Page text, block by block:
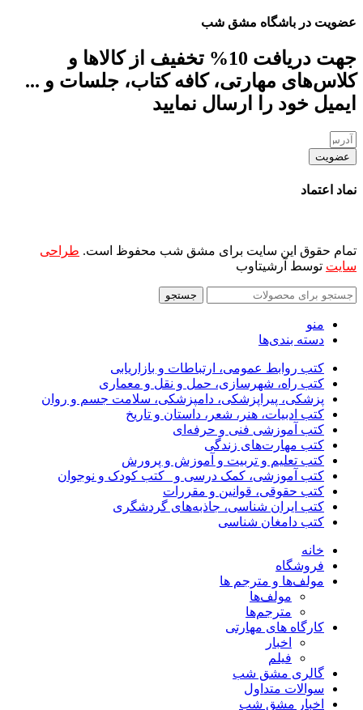
عضویت در باشگاه مشق شب
جهت دریافت 10% تخفیف از کالاها و
کلاس‌های مهارتی، کافه کتاب، جلسات و ...
ایمیل خود را ارسال نمایید
عضویت
نماد اعتماد
تمام حقوق این سایت برای مشق شب محفوظ است. طراحی
سایت توسط آرشیتاوب
جستجو
منو
دسته بندی‌ها
کتب روابط عمومی، ارتباطات و بازاریابی
کتب راه، شهرسازی، حمل و نقل و معماری
پزشکی، پیراپزشکی، دامپزشکی، سلامت جسم و روان
کتب ادبیات، هنر، شعر، داستان و تاریخ
کتب آموزشی فنی و حرفه‌ای
کتب مهارت‌های زندگی
کتب تعلیم و تربیت و آموزش و پرورش
کتب آموزشی، کمک درسی و _کتب کودک و نوجوان
کتب حقوقی، قوانین و مقررات
کتب ایران شناسی، جاذبه‌های گردشگری
کتب دامغان شناسی
خانه
فروشگاه
مولف‌ها و مترجم ها
مولف‌ها
مترجم‌ها
کارگاه های مهارتی
اخبار
فیلم
گالری مشق شب
سوالات متداول
اخبار مشق شب